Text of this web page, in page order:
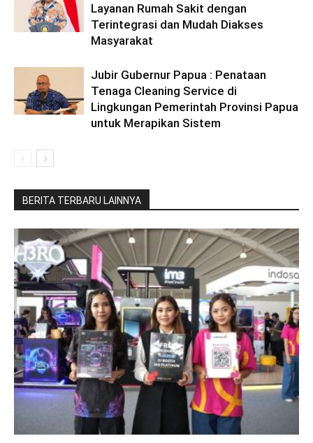
Layanan Rumah Sakit dengan
Terintegrasi dan Mudah Diakses
Masyarakat
Jubir Gubernur Papua : Penataan
Tenaga Cleaning Service di
Lingkungan Pemerintah Provinsi Papua
untuk Merapikan Sistem
BERITA TERBARU LAINNYA